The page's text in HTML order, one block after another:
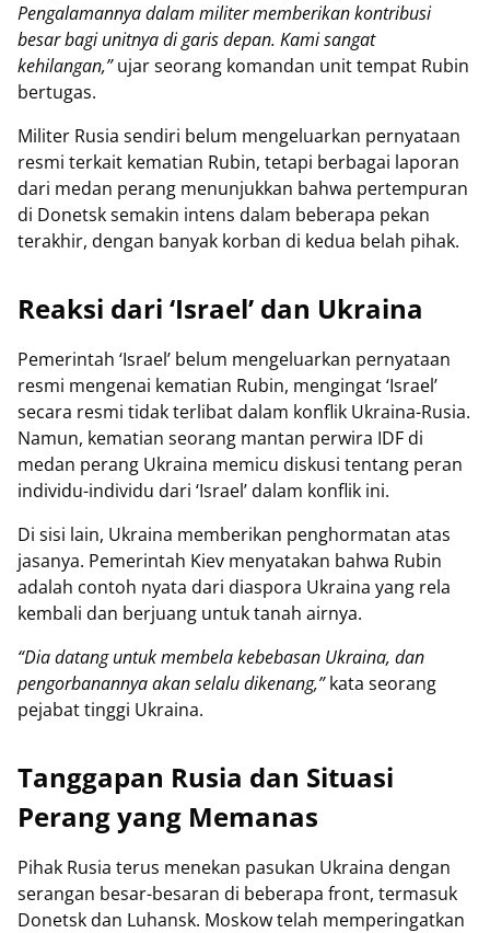
Pengalamannya dalam militer memberikan kontribusi
besar bagi unitnya di garis depan. Kami sangat
kehilangan,”ujar seorang komandan unit tempat Rubin
bertugas.
Militer Rusia sendiri belum mengeluarkan pernyataan
resmi terkait kematian Rubin, tetapi berbagai laporan
dari medan perang menunjukkan bahwa pertempuran
di Donetsk semakin intens dalam beberapa pekan
terakhir, dengan banyak korban di kedua belah pihak.
Reaksi dari ‘Israel’ dan Ukraina
Pemerintah ‘Israel’ belum mengeluarkan pernyataan
resmi mengenai kematian Rubin, mengingat ‘Israel’
secara resmi tidak terlibat dalam konflik Ukraina-Rusia.
Namun, kematian seorang mantan perwira IDF di
medan perang Ukraina memicu diskusi tentang peran
individu-individu dari ‘Israel’ dalam konflik ini.
Di sisi lain, Ukraina memberikan penghormatan atas
jasanya. Pemerintah Kiev menyatakan bahwa Rubin
adalah contoh nyata dari diaspora Ukraina yang rela
kembali dan berjuang untuk tanah airnya.
“Dia datang untuk membela kebebasan Ukraina, dan
pengorbanannya akan selalu dikenang,”kata seorang
pejabat tinggi Ukraina.
Tanggapan Rusia dan Situasi
Perang yang Memanas
Pihak Rusia terus menekan pasukan Ukraina dengan
serangan besar-besaran di beberapa front, termasuk
Donetsk dan Luhansk. Moskow telah memperingatkan